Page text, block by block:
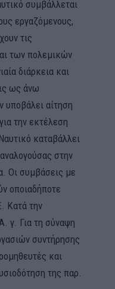
συμβάλλεται
εργαζόμενους,
τις
των πολεμικών
διάρκεια και
ως άνω
υποβάλει αίτηση
την εκτέλεση
καταβάλλει
στην
Οι συμβάσεις με
οποιαδήποτε
Κατά την
γ. Για τη σύναψη
συντήρησης
και
της παρ.